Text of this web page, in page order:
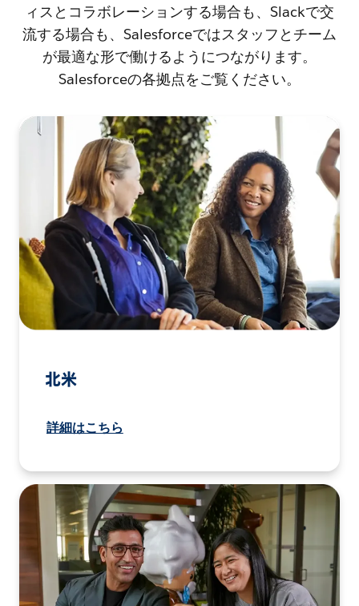
ィスとコラボレーションする場合も、Slackで交
流する場合も、Salesforceではスタッフとチーム
が最適な形で働けるようにつながります。
Salesforceの各拠点をご覧ください。
北米
詳細はこちら